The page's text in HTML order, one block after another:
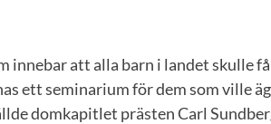
innebar att alla barn i landet skulle
ett seminarium för dem som ville
domkapitlet prästen Carl